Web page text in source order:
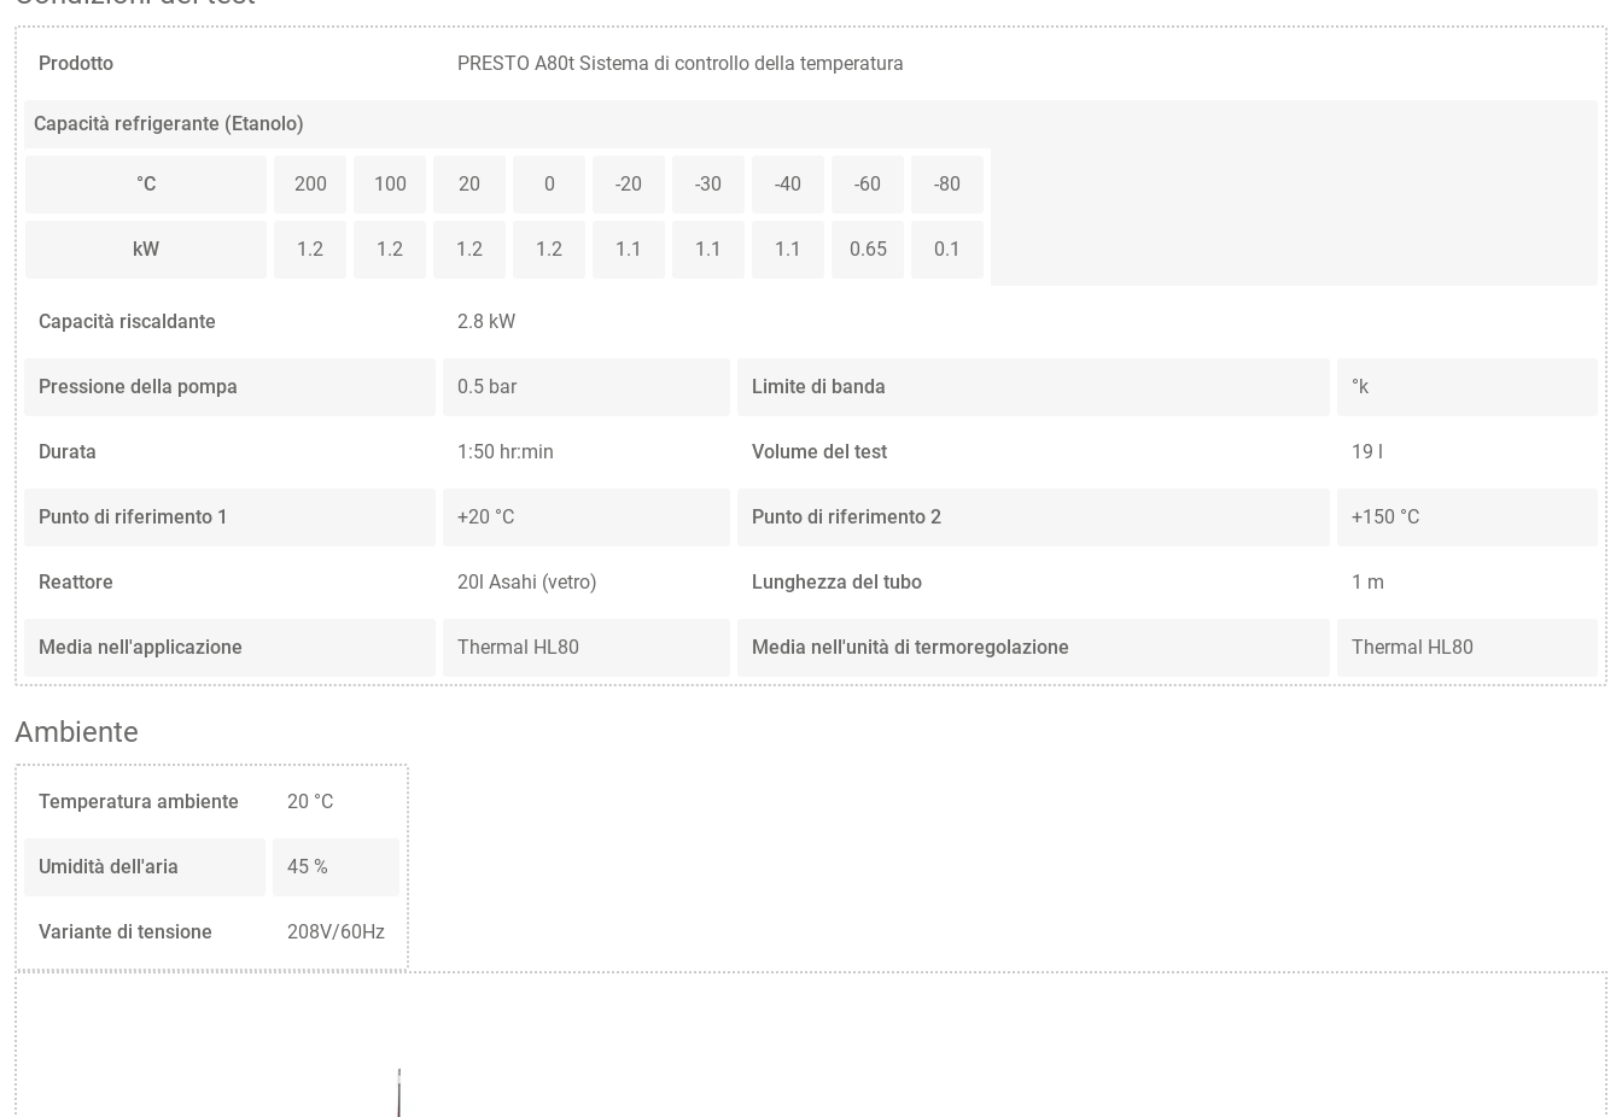
Prodotto PRESTO A80t Sistema di controllo della temperatura
Capacità refrigerante (Etanolo)
°C 200 100 20 0 -20 -30 -40 -60 -80
kW 1.2 1.2 1.2 1.2 1.1 1.1 1.1 0.65 0.1
Capacità riscaldante 2.8 kW
Pressione della pompa 0.5 bar Limite di banda °k
Durata 1:50 hr:min Volume del test 19 l
Punto di riferimento 1 +20 °C Punto di riferimento 2 +150 °C
Reattore 20l Asahi (vetro) Lunghezza del tubo 1 m
Media nell'applicazione Thermal HL80 Media nell'unità di termoregolazione Thermal HL80
Ambiente
Temperatura ambiente 20 °C
Umidità dell'aria 45 %
Variante di tensione 208V/60Hz